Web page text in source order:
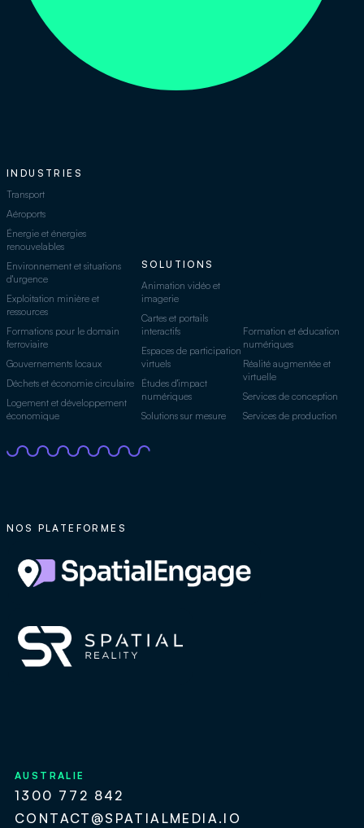
INDUSTRIES
Transport
Aéroports
Énergie et énergies
renouvelables
Environnement et situations
d'urgence
Exploitation minière et
ressources
Formations pour le domain
ferroviaire
Gouvernements locaux
Déchets et économie circulaire
Logement et développement
économique
SOLUTIONS
Animation vidéo et
imagerie
Cartes et portails
interactifs
Espaces de participation
virtuels
Études d'impact
numériques
Solutions sur mesure
Formation et éducation
numériques
Réalité augmentée et
virtuelle
Services de conception
Services de production
NOS PLATEFORMES
AUSTRALIE
1300 772 842
CONTACT@SPATIALMEDIA.IO